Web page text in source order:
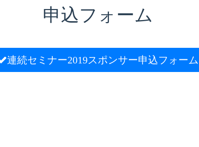
申込フォーム
連続セミナー2019スポンサー申込フォーム